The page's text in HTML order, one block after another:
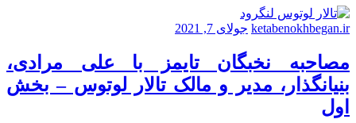
ketabenokhbegan.ir جولای 7, 2021
مصاحبه نخبگان تایمز با علی مرادی،
بنیانگذار، مدیر و مالک تالار لوتوس – بخش
اول